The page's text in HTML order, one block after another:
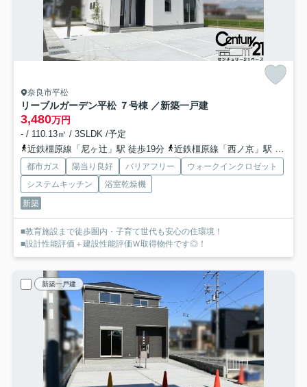
奈良市平松
リーブルガーデン平松 ７号棟 ／新築一戸建
3,480万円
- / 110.13㎡ / 3SLDK /予定
近鉄橿原線「尼ヶ辻」駅 徒歩19分
近鉄橿原線「西ノ京」駅 徒歩18分
都市ガス 陽当り良好 バリアフリー
ウォークインクロゼット
システムキッチン
浴室乾燥機
新築
■教育施設まで徒歩圏内・子育て世代も安心の住環境！
■設計性能評価＋建設性能評価Ｗ取得物件です◎！
新築一戸建